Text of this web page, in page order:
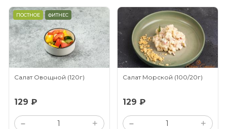
ПОСТНОЕ ФИТНЕС
Салат Овощной (120г)
129 ₽
– +
Салат Морской (100/20г)
129 ₽
– +